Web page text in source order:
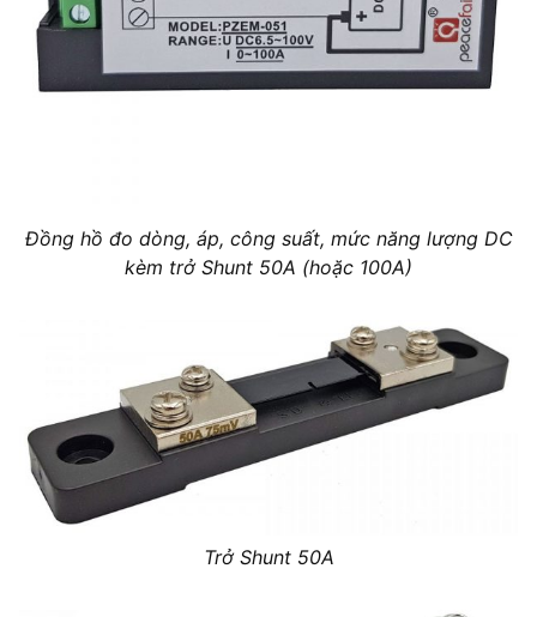
Đồng hồ đo dòng, áp, công suất, mức năng lượng DC
kèm trở Shunt 50A (hoặc 100A)
Trở Shunt 50A